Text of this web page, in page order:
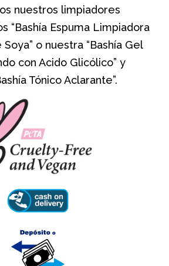
nuestros limpiadores
“Bashía Espuma Limpiadora
o nuestra “Bashía Gel
con Acido Glicólico” y
Tónico Aclarante”.